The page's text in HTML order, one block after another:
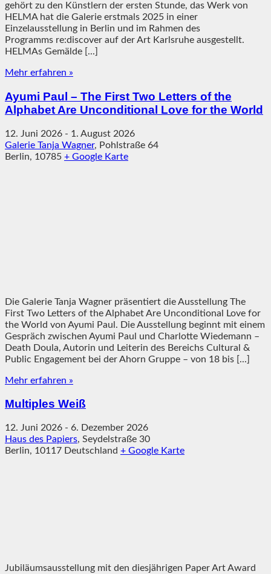
gehört zu den Künstlern der ersten Stunde, das Werk von
HELMA hat die Galerie erstmals 2025 in einer
Einzelausstellung in Berlin und im Rahmen des
Programms re:discover auf der Art Karlsruhe ausgestellt.
HELMAs Gemälde [...]
Mehr erfahren »
Ayumi Paul – The First Two Letters of the
Alphabet Are Unconditional Love for the World
12. Juni 2026 - 1. August 2026
Galerie Tanja Wagner, Pohlstraße 64
Berlin, 10785 + Google Karte
Die Galerie Tanja Wagner präsentiert die Ausstellung The
First Two Letters of the Alphabet Are Unconditional Love for
the World von Ayumi Paul. Die Ausstellung beginnt mit einem
Gespräch zwischen Ayumi Paul und Charlotte Wiedemann –
Death Doula, Autorin und Leiterin des Bereichs Cultural &
Public Engagement bei der Ahorn Gruppe – von 18 bis [...]
Mehr erfahren »
Multiples Weiß
12. Juni 2026 - 6. Dezember 2026
Haus des Papiers, Seydelstraße 30
Berlin, 10117 Deutschland + Google Karte
Jubiläumsausstellung mit den diesjährigen Paper Art Award